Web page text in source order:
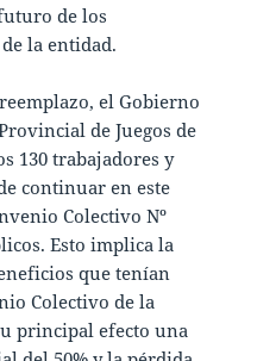
de los
la entidad.
el Gobierno
de Juegos de
130 trabajadores y
continuar en este
Colectivo Nº
Esto implica la
que tenían
Colectivo de la
principal efecto una